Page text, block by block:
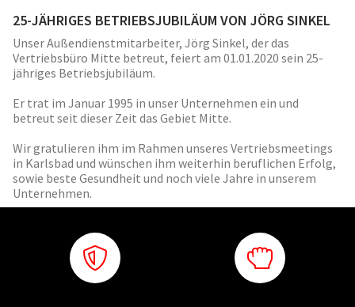
25-JÄHRIGES BETRIEBSJUBILÄUM VON JÖRG SINKEL
Unser Außendienstmitarbeiter, Jörg Sinkel, der das
Vertriebsbüro Mitte betreut, feiert am 01.01.2020 sein 25-
jähriges Betriebsjubiläum.
Er trat im Januar 1995 in unser Unternehmen ein und
betreut seit dieser Zeit das Gebiet Mitte.
Wir gratulieren ihm im Rahmen unseres Vertriebsmeetings
in Karlsbad und wünschen ihm weiterhin beruflichen Erfolg,
sowie beste Gesundheit und noch viele Jahre in unserem
Unternehmen.